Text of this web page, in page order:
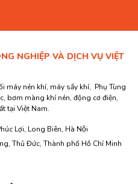
NGHIỆP VÀ DỊCH VỤ VIỆT
máy nén khí, máy sấy khí, Phụ Tùng
bơm màng khí nén, động cơ điện,
tại Việt Nam.
Lợi, Long Biên, Hà Nội
Thủ Đức, Thành phố Hồ Chí Minh